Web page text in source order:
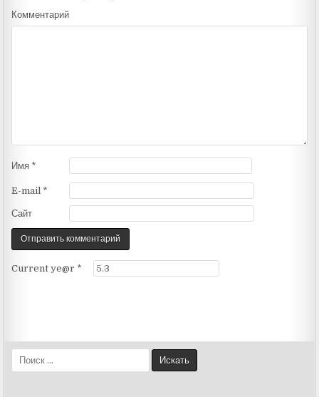
Комментарий
Имя *
E-mail *
Сайт
Current ye@r *
e